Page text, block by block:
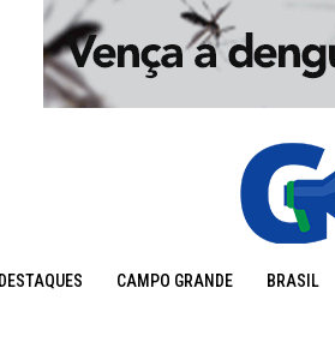
DESTAQUES CAMPO GRANDE BRASIL